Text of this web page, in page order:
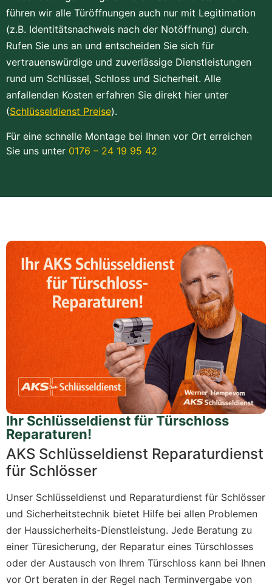
führen wir alle Türöffnungen auch nur mit Legitimation
(z.B. Identitätsnachweis nach der Notöffnung) durch.
Rufen Sie uns an und entscheiden Sie sich für
vertrauenswürdige und zuverlässige Dienstleistungen
rund um Schlüssel, Schloss und Sicherheit. Alle
anfallenden Kosten erfahren Sie direkt hier unter
(Schlüsseldienst Preise).
Für eine schnelle Montage bei Ihnen vor Ort erreichen
Sie uns unter 0176 – 24 19 95 42
Ihr Schlüsseldienst für Türschloss
Reparaturen!
AKS Schlüsseldienst Reparaturdienst
für Schlösser
Unser Schlüsseldienst und Reparaturdienst für Schlösser
und Sicherheitstechnik bietet Hilfe bei allen Problemen
der Haussicherheits-Dienstleistung. Jede Beratung zu
einer Türesicherung, der Reparatur eines Türschlosses
oder der Austausch von Ihrem Türschloss kann bei Ihnen
vor Ort beraten in der Regel nach Terminvergabe von